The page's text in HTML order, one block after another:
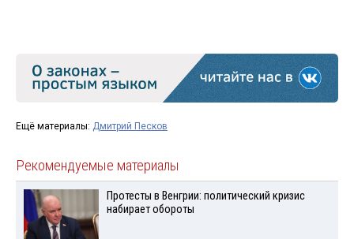
Ещё материалы: Дмитрий Песков
Рекомендуемые материалы
Протесты в Венгрии: политический кризис
набирает обороты